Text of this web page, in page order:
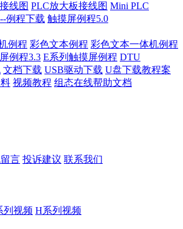
线图 PLC放大板接线图 Mini PLC
例程下载 触摸屏例程5.0
例程 彩色文本例程 彩色文本一体机例程
例程3.3 E系列触摸屏例程 DTU
文档下载 USB驱动下载 U盘下载教程案
视频教程 组态在线帮助文档
言 投诉建议 联系我们
列视频 H系列视频